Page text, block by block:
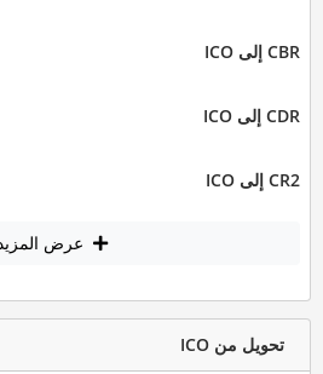
CBR إلى ICO
CDR إلى ICO
CR2 إلى ICO
عرض المزيد
تحويل من ICO